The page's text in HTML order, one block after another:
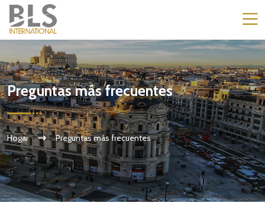
Preguntas más frecuentes
Hogar Preguntas más frecuentes